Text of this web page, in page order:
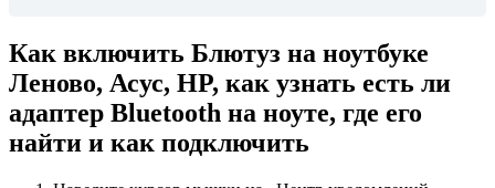
Как включить Блютуз на ноутбуке
Леново, Асус, HP, как узнать есть ли
адаптер Bluetooth на ноуте, где его
найти и как подключить